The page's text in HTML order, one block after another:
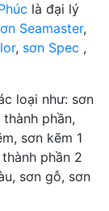
là đại lý
Seamaster,
, sơn Spec ,
loại như: sơn
thành phần,
sơn kẽm 1
phần 2
sơn gỗ, sơn